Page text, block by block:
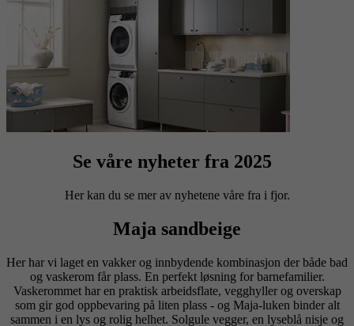
Se våre nyheter fra 2025
Her kan du se mer av nyhetene våre fra i fjor.
Maja sandbeige
Her har vi laget en vakker og innbydende kombinasjon der både bad
og vaskerom får plass. En perfekt løsning for barnefamilier.
Vaskerommet har en praktisk arbeidsflate, vegghyller og overskap
som gir god oppbevaring på liten plass - og Maja-luken binder alt
sammen i en lys og rolig helhet. Solgule vegger, en lyseblå nisje og